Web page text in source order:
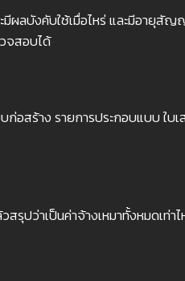
ผลบังคับใช้เมื่อไหร่ และมีอายุ
จสอบได้
ร้าง รายการประกอบแบบ ใบเ
รุปว่าเป็นค่าจ้างเหมาทั้งหมดเท่าไ